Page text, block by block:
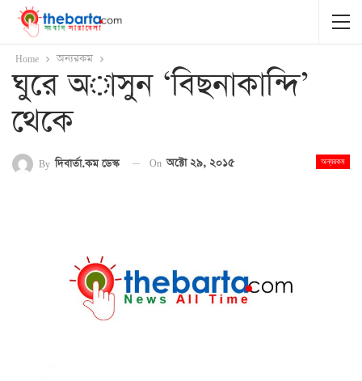
Home অন্যরকম
ঘুরে অাসুন ‘বিছনাকান্দি’
থেকে
অন্যরকম
By দিবার্তা.কম ডেস্ক On অক্টো ২৯, ২০১৫